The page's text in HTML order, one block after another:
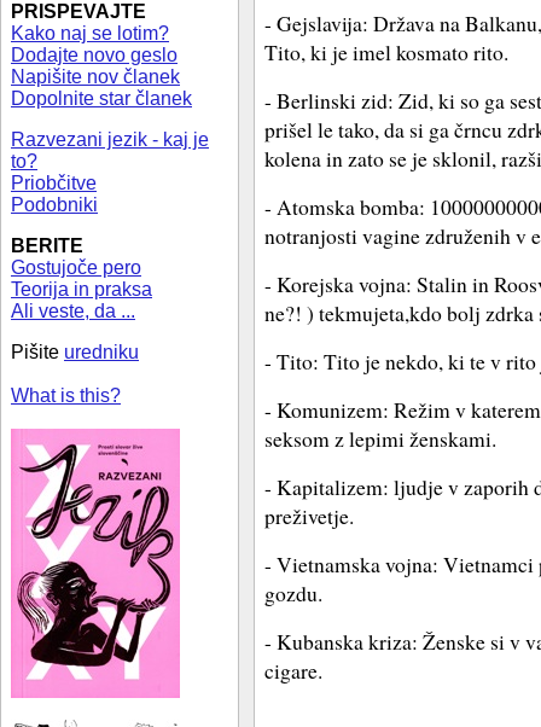
PRISPEVAJTE
Kako naj se lotim?
Dodajte novo geslo
Napišite nov članek
Dopolnite star članek
Razvezani jezik - kaj je
to?
Priobčitve
Podobniki
BERITE
Gostujoče pero
Teorija in praksa
Ali veste, da ...
Pišite uredniku
What is this?
- Gejslavija: Država na
Tito, ki je imel kosmato rito.
- Berlinski zid: Zid, ki so ga
prišel le tako, da si ga črncu
kolena in zato se je sklonil,
- Atomska bomba:
notranjosti vagine združenih v
- Korejska vojna: Stalin in
ne?! ) tekmujeta,kdo bolj zdrka
- Tito: Tito je nekdo, ki te v rito
- Komunizem: Režim v
seksom z lepimi ženskami.
- Kapitalizem: ljudje v zaporih
preživetje.
- Vietnamska vojna:
gozdu.
- Kubanska kriza: Ženske si v
cigare.